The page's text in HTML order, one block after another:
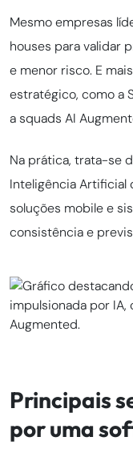
Mesmo empresas
houses para validar
e menor risco. E
estratégico, como a
a squads AI
Na prática, trata-se
Inteligência Artificial
soluções mobile e
consistência e
Principais
por uma